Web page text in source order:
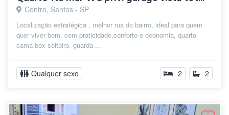
Centro, Santos - SP
Localização estratégica , melhor rua do bairro, ideal para quem
quer viver bem, com praticidade,conforto e economia, quarto
cama box solteiro, guarda ...
Qualquer sexo 2 2